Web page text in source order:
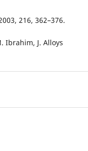
216, 362–376.
Ibrahim, J. Alloys